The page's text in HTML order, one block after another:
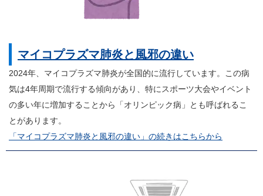
マイコプラズマ肺炎と風邪の違い
2024年、マイコプラズマ肺炎が全国的に流行しています。この病
気は4年周期で流行する傾向があり、特にスポーツ大会やイベント
の多い年に増加することから「オリンピック病」とも呼ばれるこ
とがあります。
「マイコプラズマ肺炎と風邪の違い」の続きはこちらから